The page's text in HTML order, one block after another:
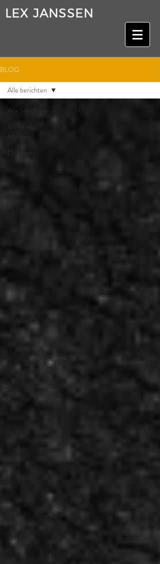
LEX JANSSEN
BLOG
Alle berichten
Moois voor
Dichterbij
Alle berichten